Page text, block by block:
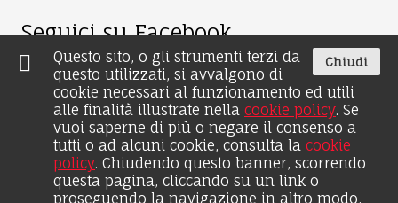
Chiudi
Questo sito, o gli strumenti terzi da
questo utilizzati, si avvalgono di
cookie necessari al funzionamento ed utili
alle finalità illustrate nella cookie policy. Se
vuoi saperne di più o negare il consenso a
tutti o ad alcuni cookie, consulta la cookie
policy. Chiudendo questo banner, scorrendo
questa pagina, cliccando su un link o
proseguendo la navigazione in altro modo,
Seguici su Facebook
© 2026 by Edizioni Intra Moenia - Il Distico Srl - P.iva
07233591218 | Realizzato conAldus: piattaforma web per